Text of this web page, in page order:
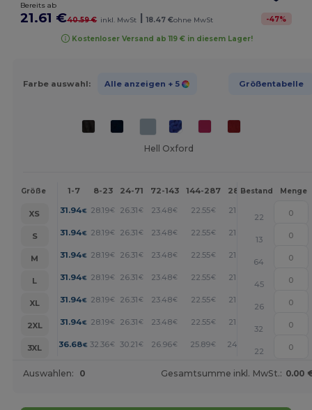
Bereits ab
21.61 €40.59 € inkl. MwSt 18.47 €ohne MwSt -47%
Kostenloser Versand ab 119 € in diesem Lager!
Farbe auswahl: Alle anzeigen + 5 Größentabelle
Hell Oxford
Größe 1-7 8-23 24-71 72-143 144-287 288 + Mehr
Bestand Menge
XS 31.94€ 28.19€ 26.31€ 23.48€ 22.55€ 21.61
22
S
31.94€ 28.19€ 26.31€ 23.48€ 22.55€ 21.61
13
M
31.94€ 28.19€ 26.31€ 23.48€ 22.55€ 21.61
64
L
31.94€ 28.19€ 26.31€ 23.48€ 22.55€ 21.61
45
XL
31.94€ 28.19€ 26.31€ 23.48€ 22.55€ 21.61
26
2XL
31.94€ 28.19€ 26.31€ 23.48€ 22.55€ 21.61
32
3XL
36.68€ 32.36€ 30.21€ 26.96€ 25.89€ 24.81
22
Auswahlen: 0 Gesamtsumme inkl. MwSt.: 0.00